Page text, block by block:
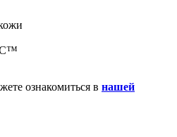
ознакомиться в нашей